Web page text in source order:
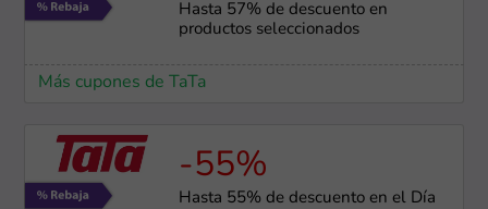
Hasta 57% de descuento en
productos seleccionados
Más cupones de TaTa
-55%
Hasta 55% de descuento en el Día